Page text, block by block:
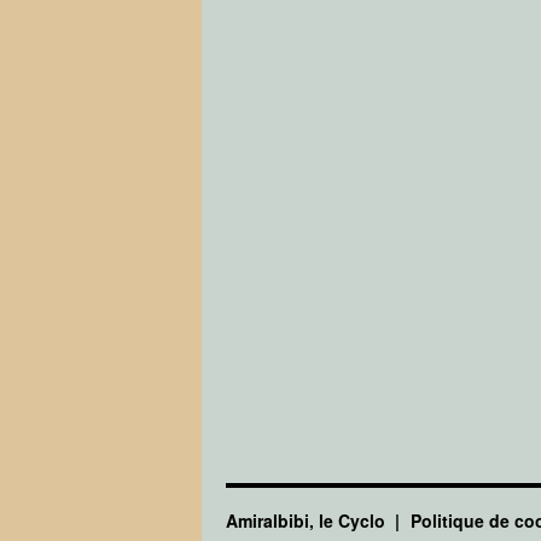
Amiralbibi, le Cyclo Politique de